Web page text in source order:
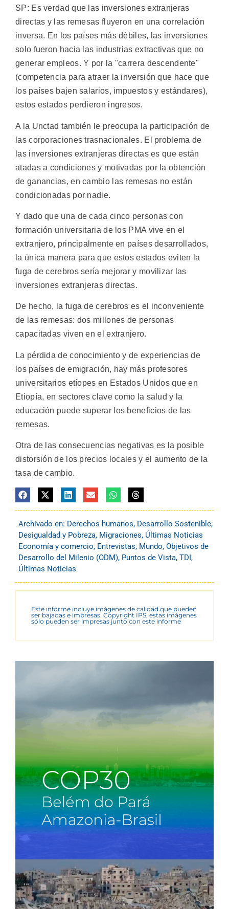
SP: Es verdad que las inversiones extranjeras
directas y las remesas fluyeron en una correlación
inversa. En los países más débiles, las inversiones
solo fueron hacia las industrias extractivas que no
generar empleos. Y por la "carrera descendente"
(competencia para atraer la inversión que hace que
los países bajen salarios, impuestos y estándares),
estos estados perdieron ingresos.
A la Unctad también le preocupa la participación de
las corporaciones trasnacionales. El problema de
las inversiones extranjeras directas es que están
atadas a condiciones y motivadas por la obtención
de ganancias, en cambio las remesas no están
condicionadas por nadie.
Y dado que una de cada cinco personas con
formación universitaria de los PMA vive en el
extranjero, principalmente en países desarrollados,
la única manera para que estos estados eviten la
fuga de cerebros sería mejorar y movilizar las
inversiones extranjeras directas.
De hecho, la fuga de cerebros es el inconveniente
de las remesas: dos millones de personas
capacitadas viven en el extranjero.
La pérdida de conocimiento y de experiencias de
los países de emigración, hay más profesores
universitarios etíopes en Estados Unidos que en
Etiopía, en sectores clave como la salud y la
educación puede superar los beneficios de las
remesas.
Otra de las consecuencias negativas es la posible
distorsión de los precios locales y el aumento de la
tasa de cambio.
Archivado en: Derechos humanos, Desarrollo Sostenible,
Desigualdad y Pobreza, Migraciones, Últimas Noticias
Economía y comercio, Entrevistas, Mundo, Objetivos de
Desarrollo del Milenio (ODM), Puntos de Vista, TDI,
Últimas Noticias
Este informe incluye imágenes de calidad que pueden
ser bajadas e impresas. Copyright IPS, estas imágenes
sólo pueden ser impresas junto con este informe